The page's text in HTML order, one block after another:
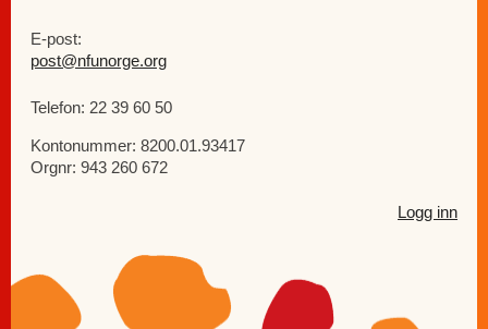
E-post:
post@nfunorge.org
Telefon: 22 39 60 50
Kontonummer: 8200.01.93417
Orgnr: 943 260 672
Logg inn